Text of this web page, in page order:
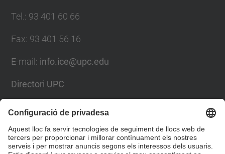
Tel.: 93 401 60 66
Fax: 93 401 56 16
E-mail: info.ice@upc.edu
Directori UPC
Formulari de contacte
Llista Xarxes Socials